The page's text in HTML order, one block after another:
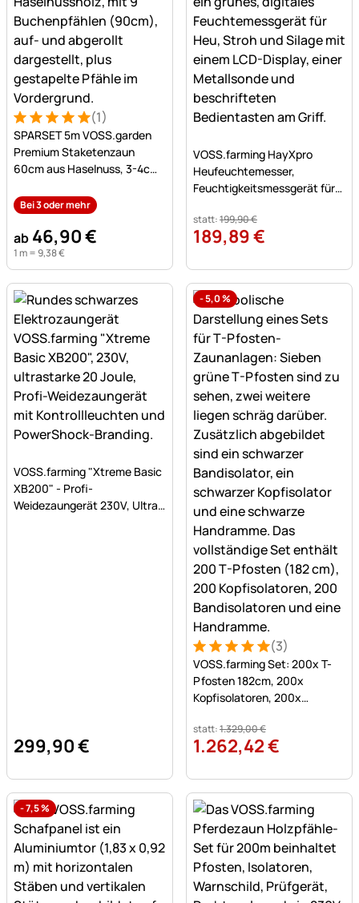
Bewertung: 5 von 5 (1 Bewertungen)
1 Bewertung (1)
SPARSET 5m VOSS.garden
Premium Staketenzaun
60cm aus Haselnuss, 3-4cm,
Bei 3 oder mehr
ab 46,90€
1 m =9,38€
VOSS.farming HayXpro
Heufeuchtemesser,
Feuchtigkeitsmessgerät für
statt:199,90€
189,89€
Noch keine Bewertungen abgegeben
VOSS.farming "Xtreme Basic
XB200" - Profi-
Weidezaungerät 230V, Ultra
299,90€
-5,0%
Bewertung: 5 von 5 (3
3 Bewertungen
(3)
VOSS.farming Set: 200x T-
Pfosten 182cm, 200x
Kopfisolatoren, 200x
Handramme
statt:1.329,00€
1.262,42€
-7,5%